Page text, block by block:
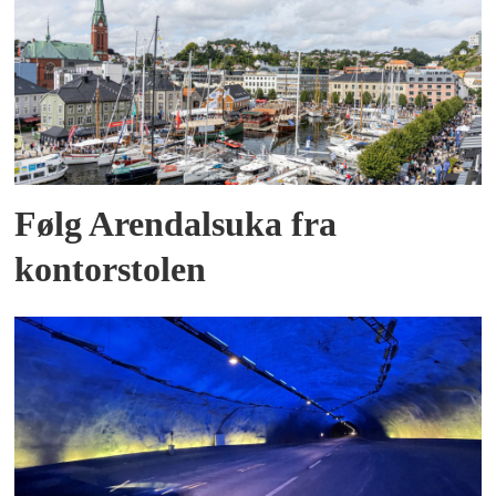
Følg Arendalsuka fra
kontorstolen